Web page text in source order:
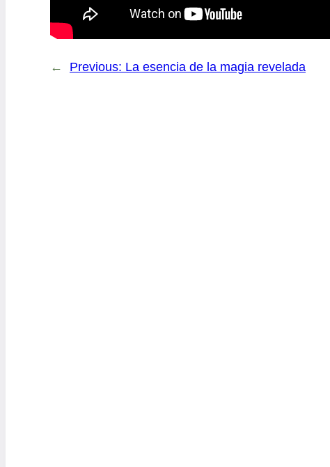
← Previous: La esencia de la magia revelada